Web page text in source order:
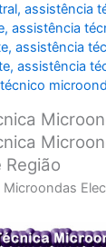
,assistência
,assistência
,assistência
,assistência
técnico
Região